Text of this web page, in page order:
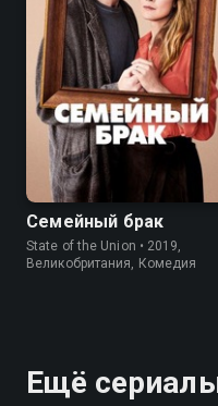
7.6 7.7
Семейный брак
State of the Union • 2019,
Великобритания, Комедия
Ещё